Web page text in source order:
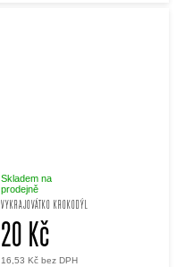
VYKRAJOVÁTKO KROKODÝL
Skladem na
prodejně
16,53 Kč bez DPH
20 Kč